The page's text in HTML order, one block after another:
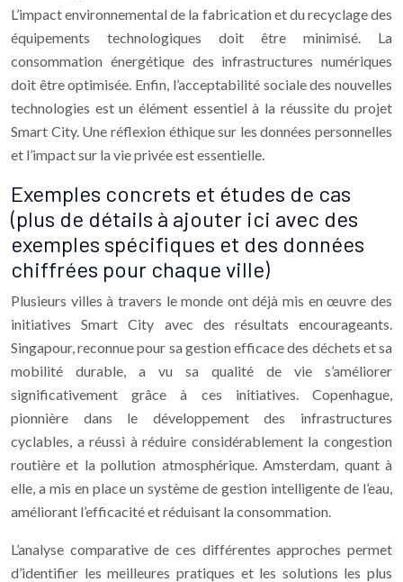
L’impact environnemental de la fabrication et du recyclage des
équipements technologiques doit être minimisé. La
consommation énergétique des infrastructures numériques
doit être optimisée. Enfin, l’acceptabilité sociale des nouvelles
technologies est un élément essentiel à la réussite du projet
Smart City. Une réflexion éthique sur les données personnelles
et l’impact sur la vie privée est essentielle.
Exemples concrets et études de cas
(plus de détails à ajouter ici avec des
exemples spécifiques et des données
chiffrées pour chaque ville)
Plusieurs villes à travers le monde ont déjà mis en œuvre des
initiatives Smart City avec des résultats encourageants.
Singapour, reconnue pour sa gestion efficace des déchets et sa
mobilité durable, a vu sa qualité de vie s’améliorer
significativement grâce à ces initiatives. Copenhague,
pionnière dans le développement des infrastructures
cyclables, a réussi à réduire considérablement la congestion
routière et la pollution atmosphérique. Amsterdam, quant à
elle, a mis en place un système de gestion intelligente de l’eau,
améliorant l’efficacité et réduisant la consommation.
L’analyse comparative de ces différentes approches permet
d’identifier les meilleures pratiques et les solutions les plus